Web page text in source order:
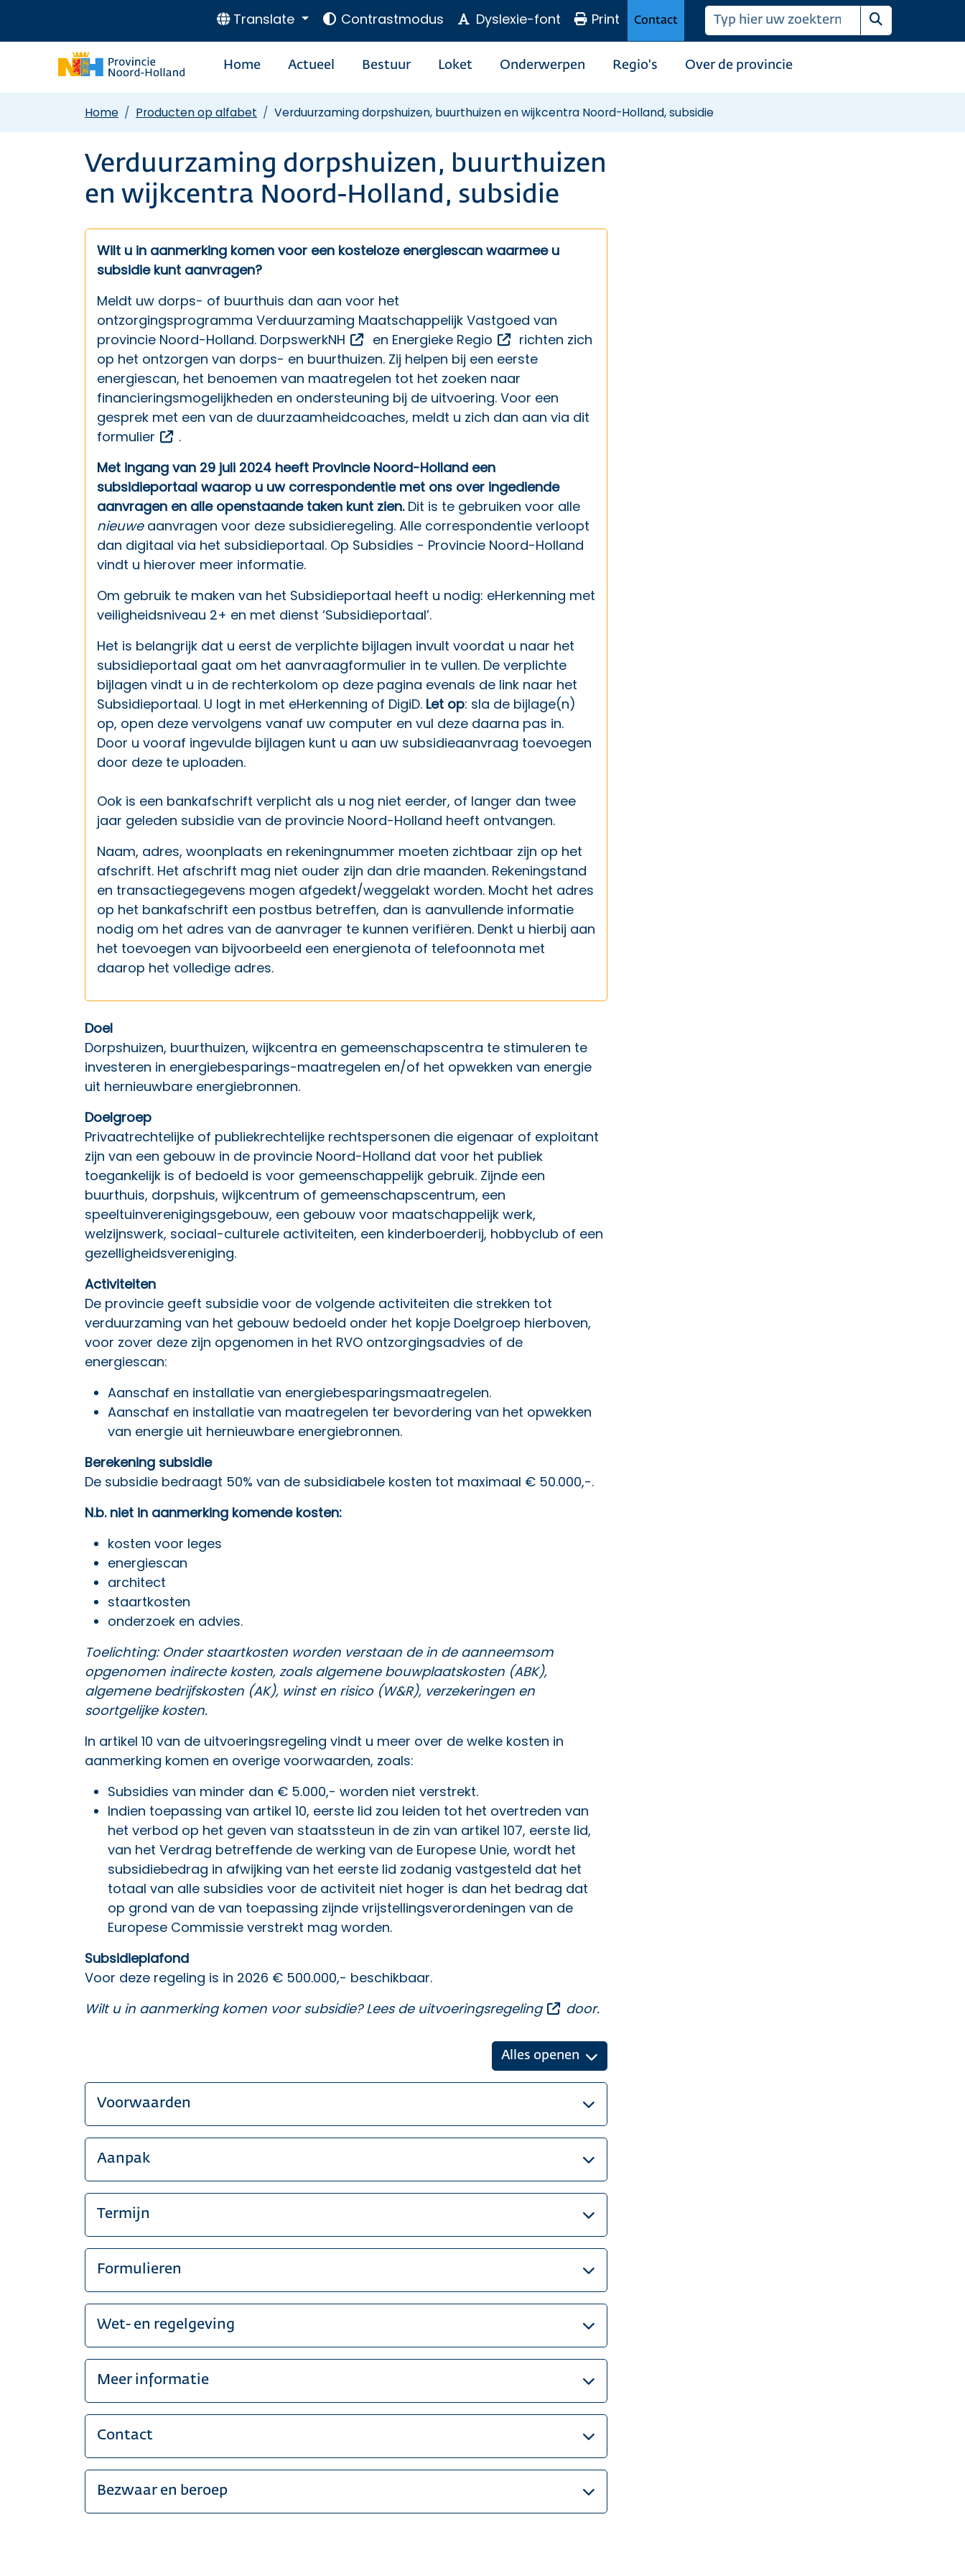
Translate Contrastmodus Dyslexie-font Print Contact
Zoeken
Home Actueel Bestuur Loket Onderwerpen Regio's Over de provincie
Home Producten op alfabet Verduurzaming dorpshuizen, buurthuizen en wijkcentra Noord-Holland, subsidie
Verduurzaming dorpshuizen, buurthuizen
en wijkcentra Noord-Holland, subsidie
Wilt u in aanmerking komen voor een kosteloze energiescan waarmee u
subsidie kunt aanvragen?
Meldt uw dorps- of buurthuis dan aan voor het
ontzorgingsprogramma Verduurzaming Maatschappelijk Vastgoed van
provincie Noord-Holland. DorpswerkNH Opent een externe link
en Energieke Regio Opent een externe link
richten zich
op het ontzorgen van dorps- en buurthuizen. Zij helpen bij een eerste
energiescan, het benoemen van maatregelen tot het zoeken naar
financieringsmogelijkheden en ondersteuning bij de uitvoering. Voor een
gesprek met een van de duurzaamheidcoaches, meldt u zich dan aan via dit
formulier
Opent een externe link
.
Met ingang van 29 juli 2024 heeft Provincie Noord-Holland een
subsidieportaal waarop u uw correspondentie met ons over ingediende
aanvragen en alle openstaande taken kunt zien.Dit is te gebruiken voor alle
nieuweaanvragen voor deze subsidieregeling. Alle correspondentie verloopt
dan digitaal via het subsidieportaal. Op Subsidies - Provincie Noord-Holland
vindt u hierover meer informatie.
Om gebruik te maken van het Subsidieportaal heeft u nodig: eHerkenning met
veiligheidsniveau 2+ en met dienst ‘Subsidieportaal’.
Het is belangrijk dat u eerst de verplichte bijlagen invult voordat u naar het
subsidieportaal gaat om het aanvraagformulier in te vullen. De verplichte
bijlagen vindt u in de rechterkolom op deze pagina evenals de link naar het
Subsidieportaal. U logt in met eHerkenning of DigiD. Let op: sla de bijlage(n)
op, open deze vervolgens vanaf uw computer en vul deze daarna pas in.
Door u vooraf ingevulde bijlagen kunt u aan uw subsidieaanvraag toevoegen
door deze te uploaden.
Ook is een bankafschrift verplicht als u nog niet eerder, of langer dan twee
jaar geleden subsidie van de provincie Noord-Holland heeft ontvangen.
Naam, adres, woonplaats en rekeningnummer moeten zichtbaar zijn op het
afschrift. Het afschrift mag niet ouder zijn dan drie maanden. Rekeningstand
en transactiegegevens mogen afgedekt/weggelakt worden. Mocht het adres
op het bankafschrift een postbus betreffen, dan is aanvullende informatie
nodig om het adres van de aanvrager te kunnen verifiëren. Denkt u hierbij aan
het toevoegen van bijvoorbeeld een energienota of telefoonnota met
daarop het volledige adres.
Doel
Dorpshuizen, buurthuizen, wijkcentra en gemeenschapscentra te stimuleren te
investeren in energiebesparings-maatregelen en/of het opwekken van energie
uit hernieuwbare energiebronnen.
Doelgroep
Privaatrechtelijke of publiekrechtelijke rechtspersonen die eigenaar of exploitant
zijn van een gebouw in de provincie Noord-Holland dat voor het publiek
toegankelijk is of bedoeld is voor gemeenschappelijk gebruik. Zijnde een
buurthuis, dorpshuis, wijkcentrum of gemeenschapscentrum, een
speeltuinverenigingsgebouw, een gebouw voor maatschappelijk werk,
welzijnswerk, sociaal-culturele activiteiten, een kinderboerderij, hobbyclub of een
gezelligheidsvereniging.
Activiteiten
De provincie geeft subsidie voor de volgende activiteiten die strekken tot
verduurzaming van het gebouw bedoeld onder het kopje Doelgroep hierboven,
voor zover deze zijn opgenomen in het RVO ontzorgingsadvies of de
energiescan:
Aanschaf en installatie van energiebesparingsmaatregelen.
Aanschaf en installatie van maatregelen ter bevordering van het opwekken
van energie uit hernieuwbare energiebronnen.
Berekening subsidie
De subsidie bedraagt 50% van de subsidiabele kosten tot maximaal € 50.000,-.
N.b. niet in aanmerking komende kosten:
kosten voor leges
energiescan
architect
staartkosten
onderzoek en advies.
Toelichting: Onder staartkosten worden verstaan de in de aanneemsom
opgenomen indirecte kosten, zoals algemene bouwplaatskosten (ABK),
algemene bedrijfskosten (AK), winst en risico (W&R), verzekeringen en
soortgelijke kosten.
In artikel 10 van de uitvoeringsregeling vindt u meer over de welke kosten in
aanmerking komen en overige voorwaarden, zoals:
Subsidies van minder dan € 5.000,- worden niet verstrekt.
Indien toepassing van artikel 10, eerste lid zou leiden tot het overtreden van
het verbod op het geven van staatssteun in de zin van artikel 107, eerste lid,
van het Verdrag betreffende de werking van de Europese Unie, wordt het
subsidiebedrag in afwijking van het eerste lid zodanig vastgesteld dat het
totaal van alle subsidies voor de activiteit niet hoger is dan het bedrag dat
op grond van de van toepassing zijnde vrijstellingsverordeningen van de
Europese Commissie verstrekt mag worden.
Subsidieplafond
Voor deze regeling is in 2026 € 500.000,- beschikbaar.
Wilt u in aanmerking komen voor subsidie? Lees de uitvoeringsregeling Opent een externe link
door.
Alles openen
Voorwaarden
Aanpak
Termijn
Formulieren
Wet- en regelgeving
Meer informatie
Contact
Bezwaar en beroep